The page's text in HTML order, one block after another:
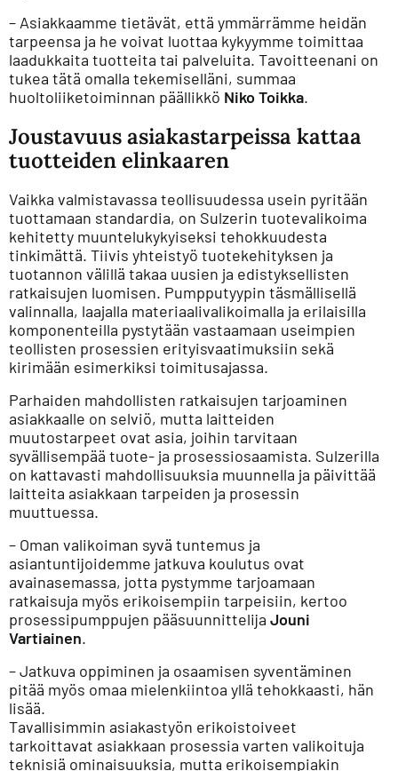
– Asiakkaamme tietävät, että ymmärrämme heidän
tarpeensa ja he voivat luottaa kykyymme toimittaa
laadukkaita tuotteita tai palveluita. Tavoitteenani on
tukea tätä omalla tekemiselläni, summaa
huoltoliiketoiminnan päällikkö Niko Toikka.
Joustavuus asiakastarpeissa kattaa
tuotteiden elinkaaren
Vaikka valmistavassa teollisuudessa usein pyritään
tuottamaan standardia, on Sulzerin tuotevalikoima
kehitetty muuntelukykyiseksi tehokkuudesta
tinkimättä. Tiivis yhteistyö tuotekehityksen ja
tuotannon välillä takaa uusien ja edistyksellisten
ratkaisujen luomisen. Pumpputyypin täsmällisellä
valinnalla, laajalla materiaalivalikoimalla ja erilaisilla
komponenteilla pystytään vastaamaan useimpien
teollisten prosessien erityisvaatimuksiin sekä
kirimään esimerkiksi toimitusajassa.
Parhaiden mahdollisten ratkaisujen tarjoaminen
asiakkaalle on selviö, mutta laitteiden
muutostarpeet ovat asia, joihin tarvitaan
syvällisempää tuote- ja prosessiosaamista. Sulzerilla
on kattavasti mahdollisuuksia muunnella ja päivittää
laitteita asiakkaan tarpeiden ja prosessin
muuttuessa.
– Oman valikoiman syvä tuntemus ja
asiantuntijoidemme jatkuva koulutus ovat
avainasemassa, jotta pystymme tarjoamaan
ratkaisuja myös erikoisempiin tarpeisiin, kertoo
prosessipumppujen pääsuunnittelija Jouni
Vartiainen.
– Jatkuva oppiminen ja osaamisen syventäminen
pitää myös omaa mielenkiintoa yllä tehokkaasti, hän
lisää.
Tavallisimmin asiakastyön erikoistoiveet
tarkoittavat asiakkaan prosessia varten valikoituja
teknisiä ominaisuuksia, mutta erikoisempiakin